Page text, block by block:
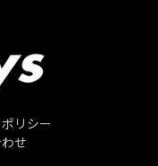
リシー
せ